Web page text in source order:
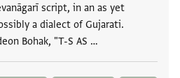
script, in an as yet
a dialect of Gujarati.
Bohak, "T-S AS …